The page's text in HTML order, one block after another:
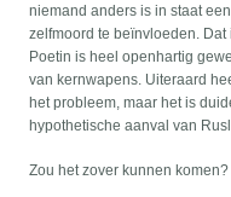
niemand anders is in staat
zelfmoord te beïnvloeden.
Poetin is heel openhartig
van kernwapens. Uiteraard
het probleem, maar het is
hypothetische aanval van
Zou het zover kunnen komen?